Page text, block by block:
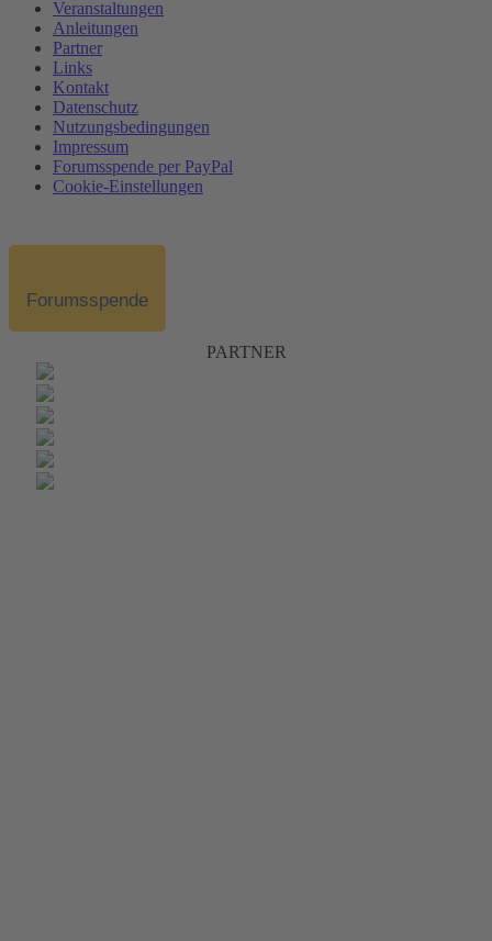
Veranstaltungen
Anleitungen
Partner
Links
Kontakt
Datenschutz
Nutzungsbedingungen
Impressum
Forumsspende per PayPal
Cookie-Einstellungen
Forumsspende
PARTNER